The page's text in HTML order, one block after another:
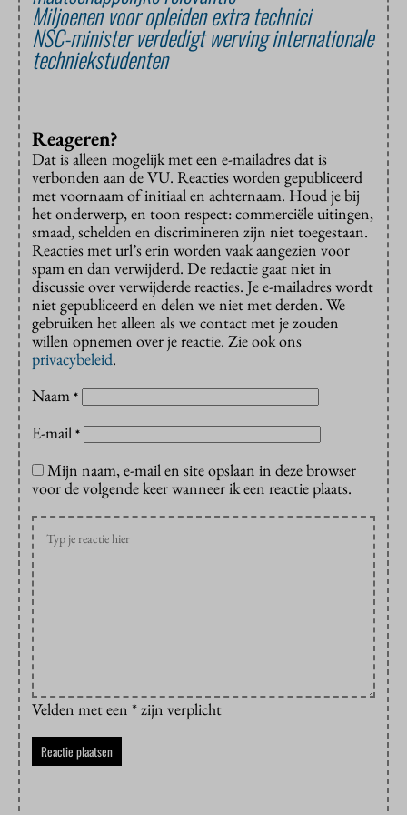
Miljoenen voor opleiden extra technici
NSC-minister verdedigt werving internationale
techniekstudenten
Reageren?
Dat is alleen mogelijk met een e-mailadres dat is
verbonden aan de VU. Reacties worden gepubliceerd
met voornaam of initiaal en achternaam. Houd je bij
het onderwerp, en toon respect: commerciële uitingen,
smaad, schelden en discrimineren zijn niet toegestaan.
Reacties met url’s erin worden vaak aangezien voor
spam en dan verwijderd. De redactie gaat niet in
discussie over verwijderde reacties. Je e-mailadres wordt
niet gepubliceerd en delen we niet met derden. We
gebruiken het alleen als we contact met je zouden
willen opnemen over je reactie. Zie ook ons
privacybeleid.
Naam *
E-mail *
Mijn naam, e-mail en site opslaan in deze browser
voor de volgende keer wanneer ik een reactie plaats.
Velden met een * zijn verplicht